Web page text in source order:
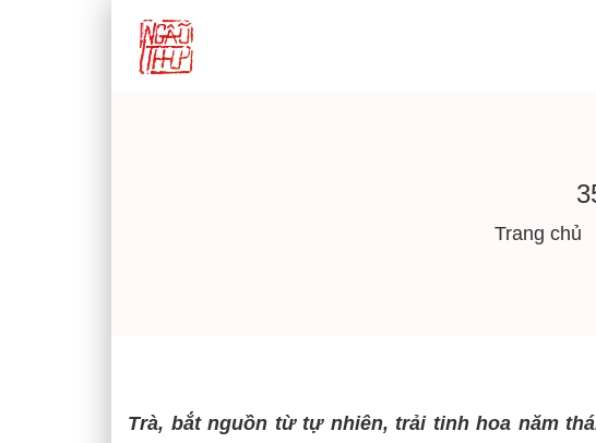
Trang chủ
Trà, bắt nguồn từ tự nhiên, trải tinh hoa năm